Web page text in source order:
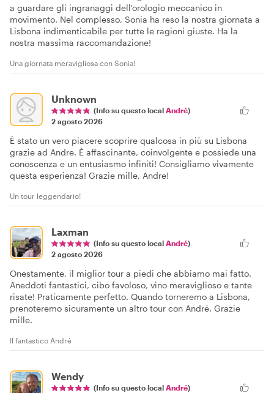
a guardare gli ingranaggi dell'orologio meccanico in
movimento. Nel complesso, Sonia ha reso la nostra giornata a
Lisbona indimenticabile per tutte le ragioni giuste. Ha la
nostra massima raccomandazione!
Una giornata meravigliosa con Sonia!
Unknown
(Info su questo local André)
2 agosto 2026
È stato un vero piacere scoprire qualcosa in più su Lisbona
grazie ad Andre. È affascinante, coinvolgente e possiede una
conoscenza e un entusiasmo infiniti! Consigliamo vivamente
questa esperienza! Grazie mille, Andre!
Un tour leggendario!
Laxman
(Info su questo local André)
2 agosto 2026
Onestamente, il miglior tour a piedi che abbiamo mai fatto.
Aneddoti fantastici, cibo favoloso, vino meraviglioso e tante
risate! Praticamente perfetto. Quando torneremo a Lisbona,
prenoteremo sicuramente un altro tour con André. Grazie
mille.
Il fantastico André
Wendy
(Info su questo local André)